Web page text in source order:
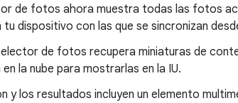
de fotos ahora muestra todas las fotos
dispositivo con las que se sincronizan
de fotos recupera miniaturas de
la nube para mostrarlas en la IU.
y los resultados incluyen un elemento